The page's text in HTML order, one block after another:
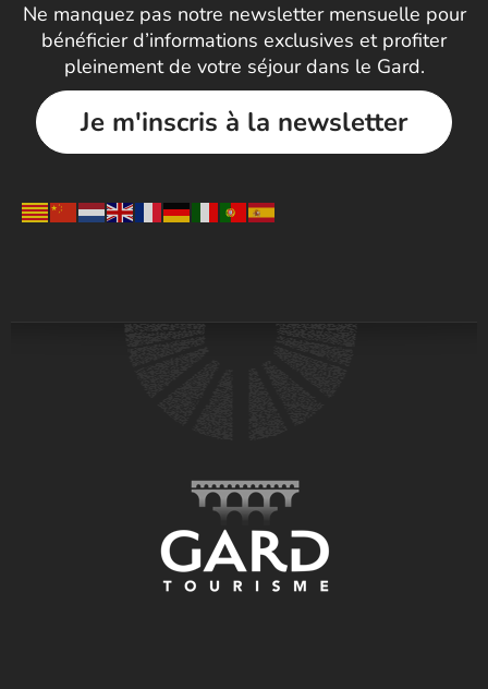
Ne manquez pas notre newsletter mensuelle pour
bénéficier d’informations exclusives et profiter
pleinement de votre séjour dans le Gard.
Je m'inscris à la newsletter